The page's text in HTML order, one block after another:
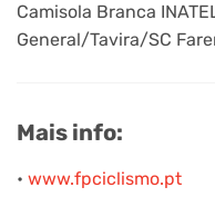
Camisola Branca
General/Tavira/SC
Mais info:
• www.fpciclismo.pt